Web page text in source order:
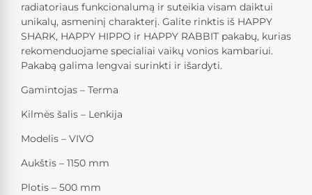
radiatoriaus funkcionalumą ir suteikia visam daiktui
unikalų, asmeninį charakterį. Galite rinktis iš HAPPY
SHARK, HAPPY HIPPO ir HAPPY RABBIT pakabų, kurias
rekomenduojame specialiai vaikų vonios kambariui.
Pakabą galima lengvai surinkti ir išardyti.
Gamintojas – Terma
Kilmės šalis – Lenkija
Modelis – VIVO
Aukštis – 1150 mm
Plotis – 500 mm